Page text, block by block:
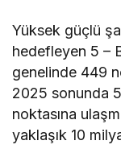
Yüksek güçlü
hedefleyen 5 –
genelinde 449
2025 sonunda
noktasına
yaklaşık 10